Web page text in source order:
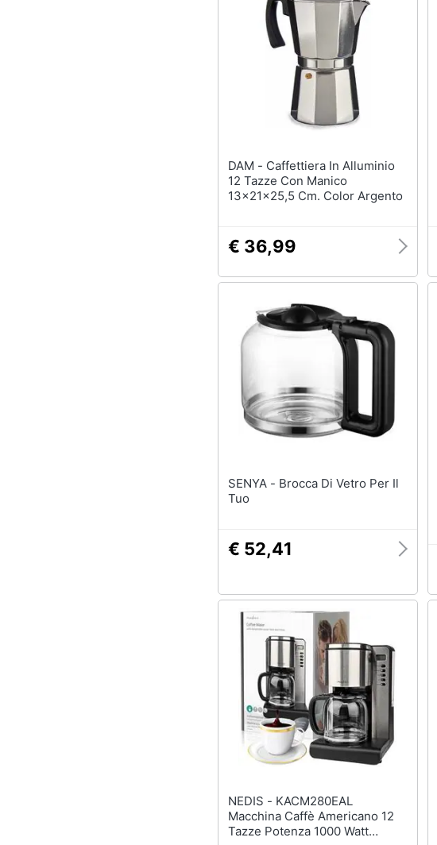
DAM - Caffettiera In Alluminio
12 Tazze Con Manico
13x21x25,5 Cm. Color Argento
€ 36,99
SENYA - Brocca Di Vetro Per Il
Tuo
€ 52,41
NEDIS - KACM280EAL
Macchina Caffè Americano 12
Tazze Potenza 1000 Watt